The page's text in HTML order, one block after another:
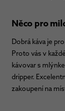
Něco pro
Dobrá káva je
Proto vás v
kávovar s
dripper.
zakoupení na